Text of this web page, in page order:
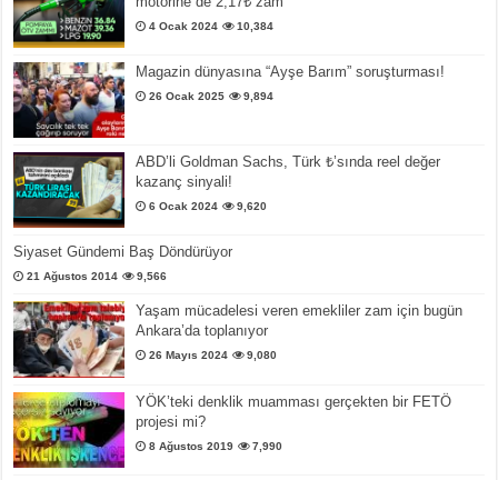
4 Ocak 2024 10,384
Magazin dünyasına “Ayşe Barım” soruşturması!
26 Ocak 2025 9,894
ABD’li Goldman Sachs, Türk ₺’sında reel değer
kazanç sinyali!
6 Ocak 2024 9,620
Siyaset Gündemi Baş Döndürüyor
21 Ağustos 2014 9,566
Yaşam mücadelesi veren emekliler zam için bugün
Ankara’da toplanıyor
26 Mayıs 2024 9,080
YÖK’teki denklik muamması gerçekten bir FETÖ
projesi mi?
8 Ağustos 2019 7,990